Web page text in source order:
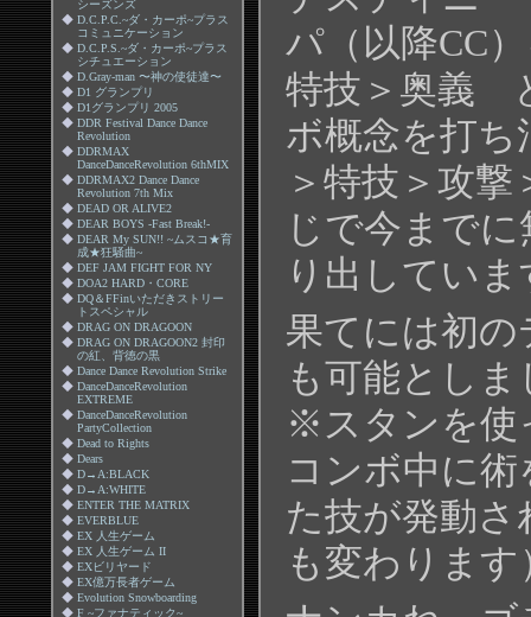
シーズンズ
◆ D.C.P.C.~ダ・カーポ~プラス
コミュニケーション
◆ D.C.P.S.~ダ・カーポ~プラス
シチュエーション
◆ D.Gray-man 〜神の使徒達〜
◆ D1 グランプリ
◆ D1グランプリ 2005
◆ DDR Festival Dance Dance
Revolution
◆ DDRMAX
DanceDanceRevolution 6thMIX
◆ DDRMAX2 Dance Dance
Revolution 7th Mix
◆ DEAD OR ALIVE2
◆ DEAR BOYS -Fast Break!-
◆ DEAR My SUN!! ~ムスコ★育
成★狂騒曲~
◆ DEF JAM FIGHT FOR NY
◆ DOA2 HARD・CORE
◆ DQ＆FFinいただきストリー
トスペシャル
◆ DRAG ON DRAGOON
◆ DRAG ON DRAGOON2 封印
の紅、背徳の黒
◆ Dance Dance Revolution Strike
◆ DanceDanceRevolution
EXTREME
◆ DanceDanceRevolution
PartyCollection
◆ Dead to Rights
◆ Dears
◆ D→A:BLACK
◆ D→A:WHITE
◆ ENTER THE MATRIX
◆ EVERBLUE
◆ EX 人生ゲーム
◆ EX 人生ゲーム II
◆ EXビリヤード
◆ EX億万長者ゲーム
◆ Evolution Snowboarding
◆ F ~ファナティック~
パ（以降CC
特技＞奥義
ボ概念を打
＞特技＞攻
じで今まで
り出していま
果てには初
も可能とし
※スタンを使
コンボ中に
た技が発動さ
も変わります